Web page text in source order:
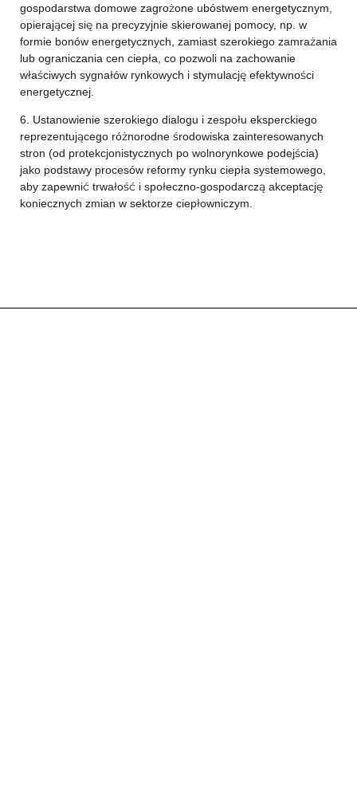
gospodarstwa domowe zagrożone ubóstwem energetycznym,
opierającej się na precyzyjnie skierowanej pomocy, np. w
formie bonów energetycznych, zamiast szerokiego zamrażania
lub ograniczania cen ciepła, co pozwoli na zachowanie
właściwych sygnałów rynkowych i stymulację efektywności
energetycznej.
6. Ustanowienie szerokiego dialogu i zespołu eksperckiego
reprezentującego różnorodne środowiska zainteresowanych
stron (od protekcjonistycznych po wolnorynkowe podejścia)
jako podstawy procesów reformy rynku ciepła systemowego,
aby zapewnić trwałość i społeczno-gospodarczą akceptację
koniecznych zmian w sektorze ciepłowniczym.